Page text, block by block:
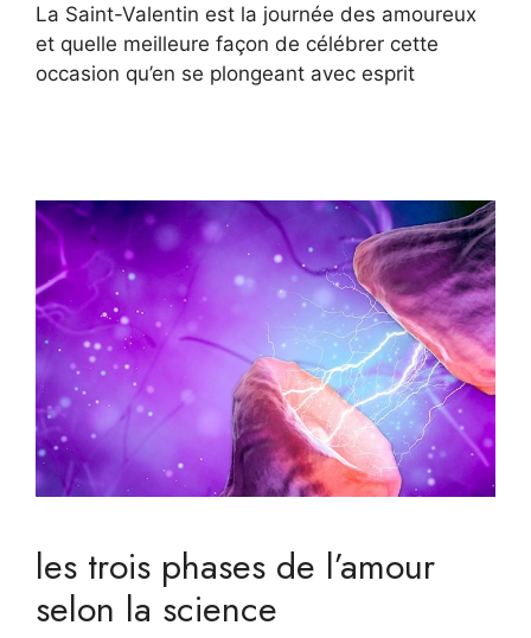
La Saint-Valentin est la journée des amoureux
et quelle meilleure façon de célébrer cette
occasion qu’en se plongeant avec esprit
les trois phases de l’amour
selon la science